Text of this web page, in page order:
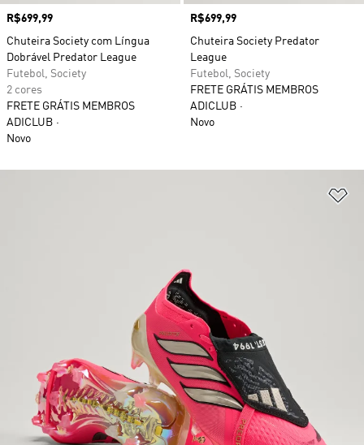
Preço
R$699,99
Chuteira Society com Língua
Dobrável Predator League
Futebol, Society
2 cores
FRETE GRÁTIS MEMBROS
ADICLUB
Novo
Preço
R$699,99
Chuteira Society Predator
League
Futebol, Society
FRETE GRÁTIS MEMBROS
ADICLUB
Novo